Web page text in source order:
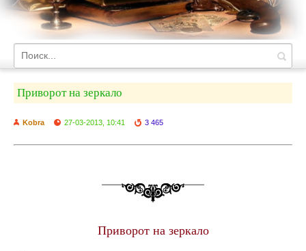
Приворот на зеркало
Kobra 27-03-2013, 10:41 3 465
Приворот на зеркало